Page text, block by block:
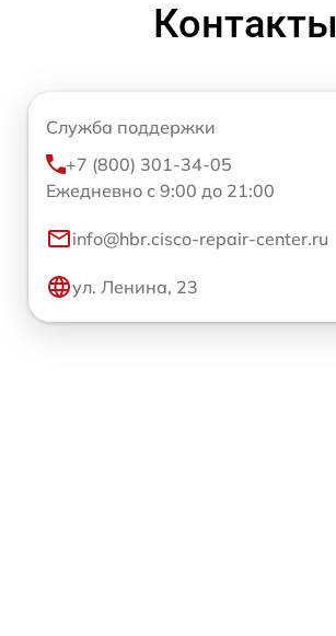
Контакты
Служба поддержки
+7 (800) 301-34-05
Ежедневно с 9:00 до 21:00
info@hbr.cisco-repair-center.ru
ул. Ленина, 23